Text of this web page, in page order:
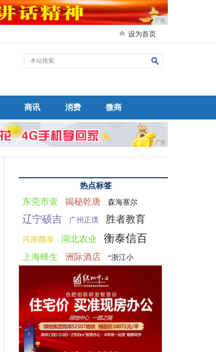
广告
设为首页
商讯 消费 微商
广告
热点标签
东莞市壹 揭秘乾唐 森海塞尔
辽宁硕吉 广州正璞 胜者教育
河南菌泰 湖北农业 衡泰信百
上海蜂生 洲际酒店 “浙江小